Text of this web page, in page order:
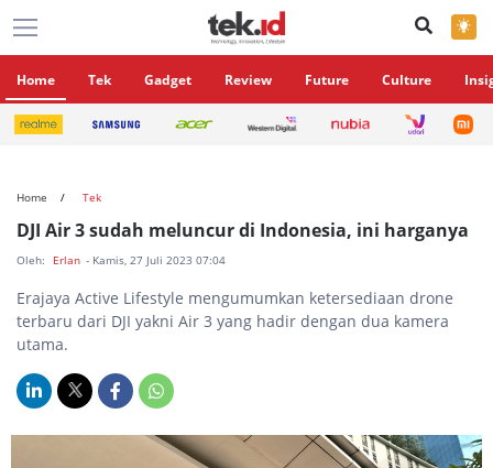
×
Home Tek Gadget Review Future Culture
Home Tek
DJI Air 3 sudah meluncur di Indonesia, ini harganya
Oleh: Erlan - Kamis, 27 Juli 2023 07:04
Erajaya Active Lifestyle mengumumkan ketersediaan drone
terbaru dari DJI yakni Air 3 yang hadir dengan dua kamera
utama.